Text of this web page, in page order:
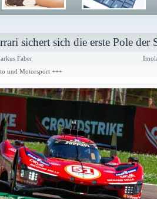
sichert sich die erste Pole der
Faber
und Motorsport +++